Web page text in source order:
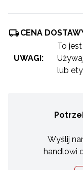
CENA
UWAGI:
To
lub
Wyślij
handlowi